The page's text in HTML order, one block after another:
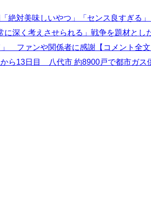
絶対美味しいやつ」「センス良すぎる
に深く考えさせられる」戦争を題材とし
ファンや関係者に感謝【コメント全文
ら13日目 八代市 約8900戸で都市ガ